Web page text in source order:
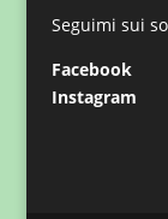
Seguimi sui
Facebook
Instagram